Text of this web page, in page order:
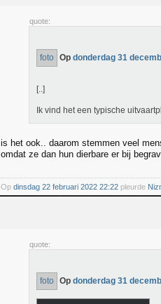
quote:
foto Op donderdag 31
[..]
Ik vind het een typische
is het ook.. daarom stemmen veel
omdat ze dan hun dierbare er bij
Op dinsdag 22 februari 2022 22:22 pleurde
quote:
foto Op donderdag 31